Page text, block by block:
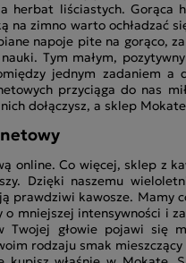
herbat liściastych. Gorąca
na zimno warto ochładzać
napoje pite na gorąco,
Tym małym,
jednym zadaniem a
przyciąga do nas
dołączysz, a sklep
online. Co więcej, sklep z
Dzięki naszemu
prawdziwi kawosze. Mamy
o mniejszej intensywności i
Twojej głowie pojawi się
rodzaju smak